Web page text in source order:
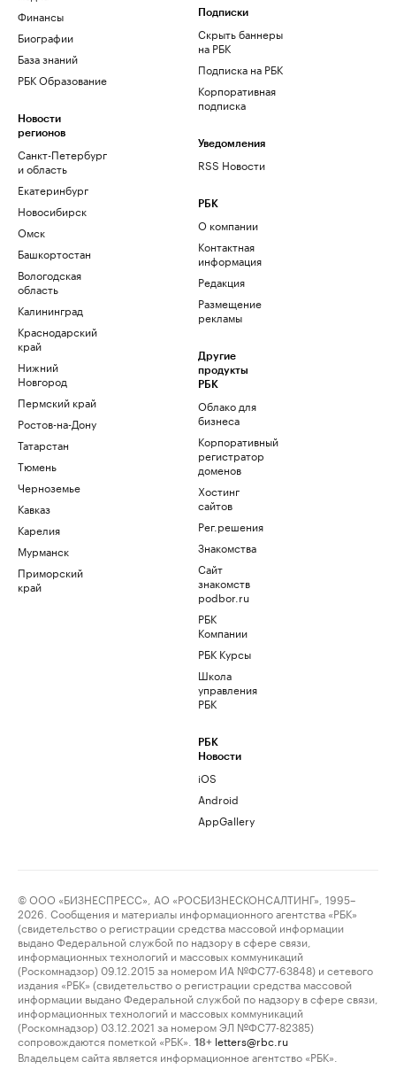
Финансы
Биографии
База знаний
РБК Образование
Новости
регионов
Санкт-Петербург
и область
Екатеринбург
Новосибирск
Омск
Башкортостан
Вологодская
область
Калининград
Краснодарский
край
Нижний
Новгород
Пермский край
Ростов-на-Дону
Татарстан
Тюмень
Черноземье
Кавказ
Карелия
Мурманск
Приморский
край
Подписки
Скрыть баннеры
на РБК
Подписка на РБК
Корпоративная
подписка
Уведомления
RSS Новости
РБК
О компании
Контактная
информация
Редакция
Размещение
рекламы
Другие
продукты
РБК
Облако для
бизнеса
Корпоративный
регистратор
доменов
Хостинг
сайтов
Рег.решения
Знакомства
Сайт
знакомств
podbor.ru
РБК
Компании
РБК Курсы
Школа
управления
РБК
РБК
Новости
iOS
Android
AppGallery
© ООО «БИЗНЕСПРЕСС», АО «РОСБИЗНЕСКОНСАЛТИНГ», 1995–
2026. Сообщения и материалы информационного агентства «РБК»
(свидетельство о регистрации средства массовой информации
выдано Федеральной службой по надзору в сфере связи,
информационных технологий и массовых коммуникаций
(Роскомнадзор) 09.12.2015 за номером ИА №ФС77-63848) и сетевого
издания «РБК» (свидетельство о регистрации средства массовой
информации выдано Федеральной службой по надзору в сфере связи,
информационных технологий и массовых коммуникаций
(Роскомнадзор) 03.12.2021 за номером ЭЛ №ФС77-82385)
сопровождаются пометкой «РБК».
18+ letters@rbc.ru
Владельцем сайта является информационное агентство «РБК».